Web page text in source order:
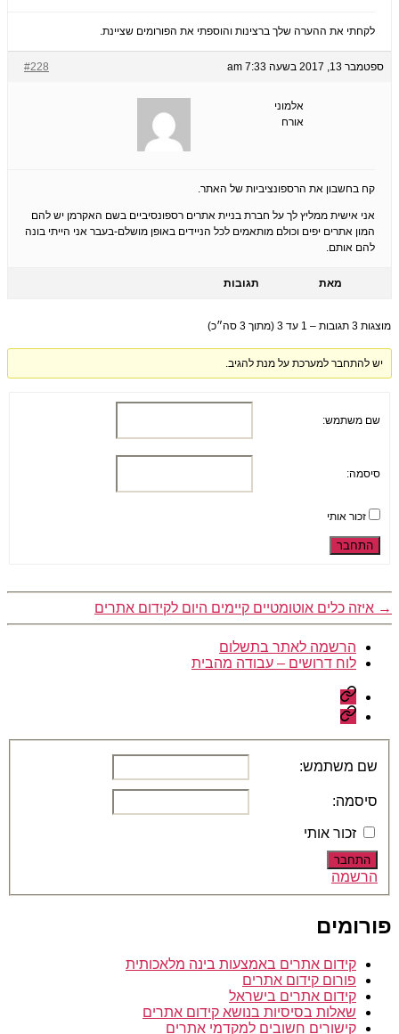
לקחתי את ההערה שלך ברצינות והוספתי את הפורומים שציינת.
ספטמבר 13, 2017 בשעה 7:33 am #228
אלמוני
אורח
קח בחשבון את הרספונציביות של האתר.
אני אישית ממליץ לך על חברת בניית אתרים רספונסיביים בשם האקרמן יש להם
המון אתרים יפים וכולם מותאמים לכל הניידים באופן מושלם-בעבר אני הייתי בונה
להם אותם.
מאת תגובות
מוצגות 3 תגובות – 1 עד 3 (מתוך 3 סה״כ)
יש להתחבר למערכת על מנת להגיב.
שם משתמש:
סיסמה:
זכור אותי
התחבר
→ איזה כלים אוטומטיים קיימים היום לקידום אתרים
הרשמה לאתר בתשלום
לוח דרושים – עבודה מהבית
הרשמה
לאתר
בתשלום
לוח
דרושים
–
עבודה
מהבית
שם משתמש:
סיסמה:
זכור אותי
התחבר
הרשמה
פורומים
קידום אתרים באמצעות בינה מלאכותית
פורום קידום אתרים
קידום אתרים בישראל
שאלות בסיסיות בנושא קידום אתרים
קישורים חשובים למקדמי אתרים